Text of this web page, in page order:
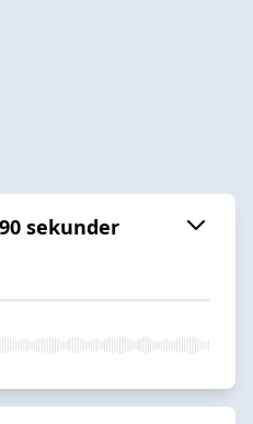
sekunder